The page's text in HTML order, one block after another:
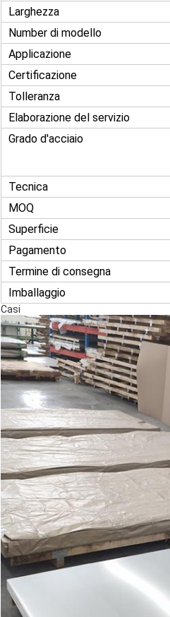
Larghezza
Number di modello
Applicazione
Certificazione
Tolleranza
Elaborazione del servizio
Grado d'acciaio
Tecnica
MOQ
Superficie
Pagamento
Termine di consegna
Imballaggio
Casi